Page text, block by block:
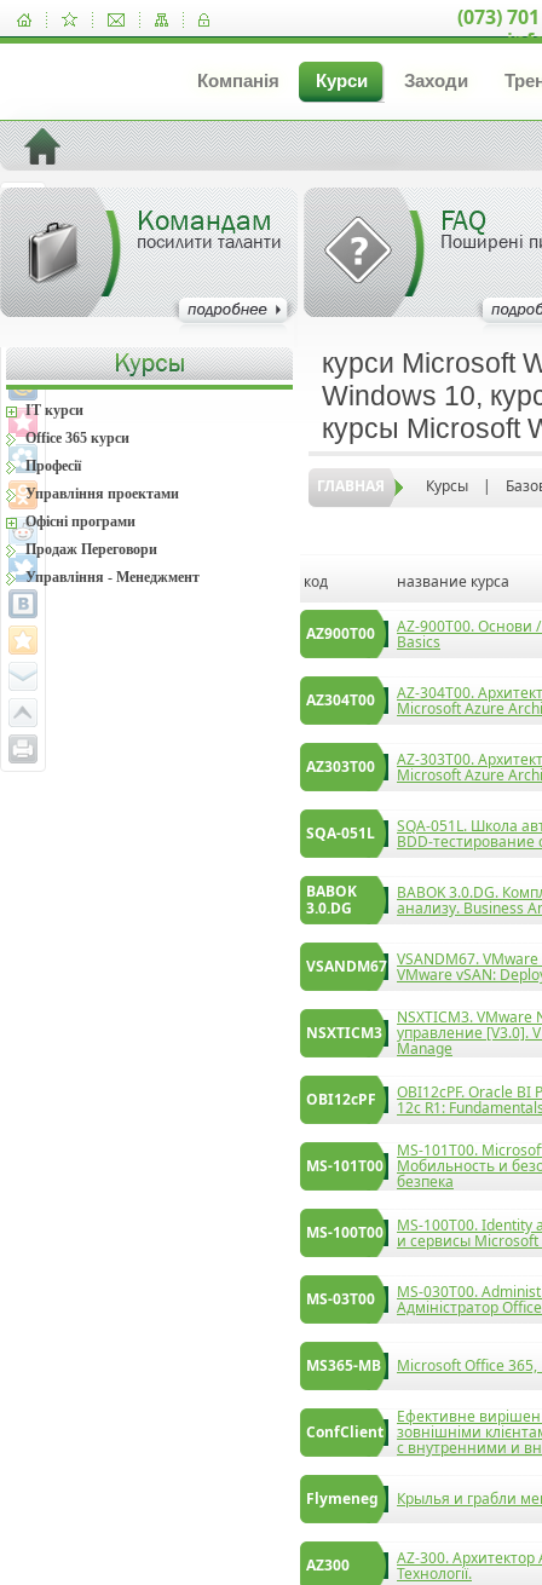
(073)
Компанія Курси Заходи
Командам
посилити таланти
FAQ
Поширені
курси Microsoft
Windows 10,
курсы Microsoft
ГЛАВНАЯ Курсы |
код название курса
AZ900T00 AZ-900T00. Основи
Basics
AZ304T00 AZ-304T00.
Microsoft Azure
AZ303T00 AZ-303T00.
Microsoft Azure
SQA-051L SQA-051L. Школа
BDD-тестирование
BABOK
3.0.DG
BABOK 3.0.DG.
анализу. Business
VSANDM67 VSANDM67.
VMware vSAN:
NSXTICM3
NSXTICM3. VMware
управление [V3.0].
Manage
OBI12cPF OBI12cPF. Oracle BI
12c R1:
MS-101T00
MS-101T00.
Мобильность и
безпека
MS-100T00 MS-100T00.
и сервисы Microsoft
MS-03T00 MS-030T00.
Адміністратор
MS365-MB Microsoft Office
ConfClient
Ефективне
зовнішніми
с внутренними и
Flymeneg Крылья и грабли
AZ300 AZ-300. Архитектор
Технології.
IT курси
Office 365 курси
Професії
Управління проектами
Офісні програми
Продаж Переговори
Управління - Менеджмент